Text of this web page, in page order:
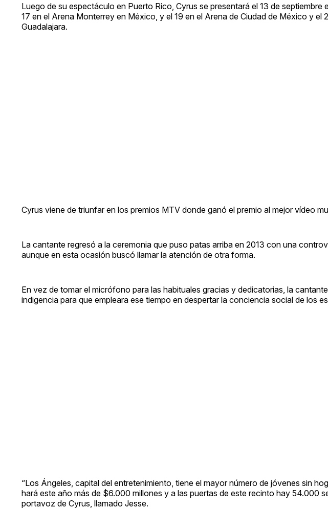
Luego de su espectáculo en Puerto Rico, Cyrus se presentará el 13 de
17 en el Arena Monterrey en México, y el 19 en el Arena de Ciudad de México y el
Guadalajara.
Cyrus viene de triunfar en los premios MTV donde ganó el premio al mejor vídeo
La cantante regresó a la ceremonia que puso patas arriba en 2013 con una
aunque en esta ocasión buscó llamar la atención de otra forma.
En vez de tomar el micrófono para las habituales gracias y dedicatorias, la
indigencia para que empleara ese tiempo en despertar la conciencia social de los
“Los Ángeles, capital del entretenimiento, tiene el mayor número de jóvenes sin
hará este año más de $6.000 millones y a las puertas de este recinto hay 54.000
portavoz de Cyrus, llamado Jesse.